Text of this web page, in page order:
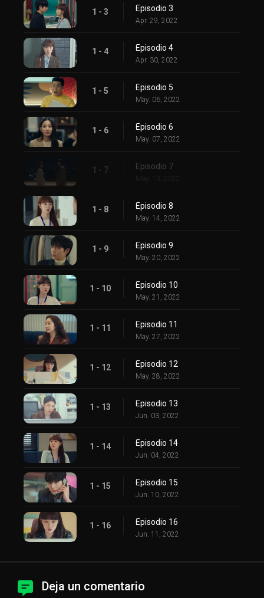
1 - 3 Episodio 3
Apr. 29, 2022
1 - 4 Episodio 4
Apr. 30, 2022
1 - 5 Episodio 5
May. 06, 2022
1 - 6 Episodio 6
May. 07, 2022
1 - 7 Episodio 7
May. 13, 2022
1 - 8 Episodio 8
May. 14, 2022
1 - 9 Episodio 9
May. 20, 2022
1 - 10 Episodio 10
May. 21, 2022
1 - 11 Episodio 11
May. 27, 2022
1 - 12 Episodio 12
May. 28, 2022
1 - 13 Episodio 13
Jun. 03, 2022
1 - 14 Episodio 14
Jun. 04, 2022
1 - 15 Episodio 15
Jun. 10, 2022
1 - 16 Episodio 16
Jun. 11, 2022
Deja un comentario